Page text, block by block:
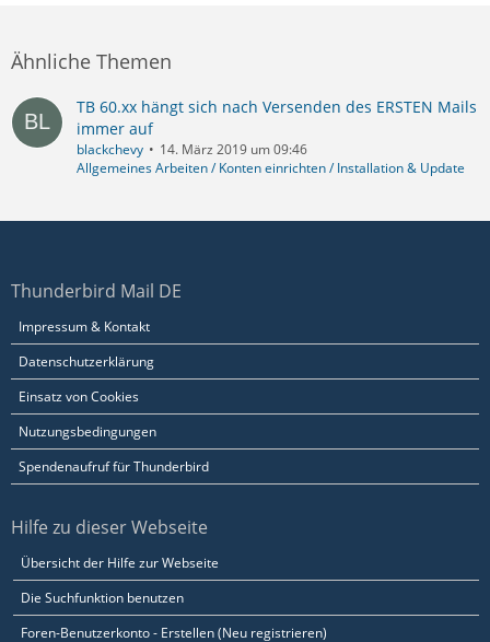
Ähnliche Themen
TB 60.xx hängt sich nach Versenden des ERSTEN Mails
immer auf
blackchevy
14. März 2019 um 09:46
Allgemeines Arbeiten / Konten einrichten / Installation & Update
Thunderbird Mail DE
Impressum & Kontakt
Datenschutzerklärung
Einsatz von Cookies
Nutzungsbedingungen
Spendenaufruf für Thunderbird
Hilfe zu dieser Webseite
Übersicht der Hilfe zur Webseite
Die Suchfunktion benutzen
Foren-Benutzerkonto - Erstellen (Neu registrieren)